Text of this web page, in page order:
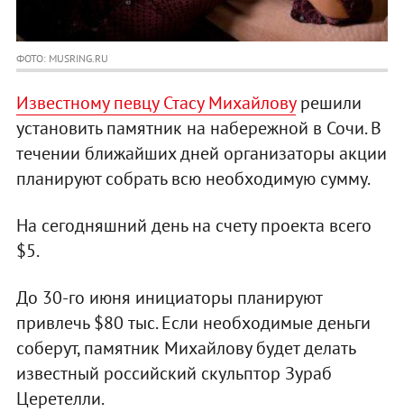
ФОТО: MUSRING.RU
Известному певцу Стасу Михайловурешили
установить памятник на набережной в Сочи. В
течении ближайших дней организаторы акции
планируют собрать всю необходимую сумму.
На сегодняшний день на счету проекта всего
$5.
До 30-го июня инициаторы планируют
привлечь $80 тыс. Если необходимые деньги
соберут, памятник Михайлову будет делать
известный российский скульптор Зураб
Церетелли.